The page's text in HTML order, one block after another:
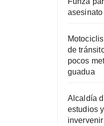
de
pocos
guadua
Alcaldía
estudios
invervenir